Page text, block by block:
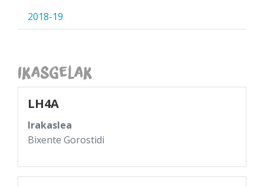
2018-19
Ikasgelak
LH4A
Irakaslea
Bixente Gorostidi